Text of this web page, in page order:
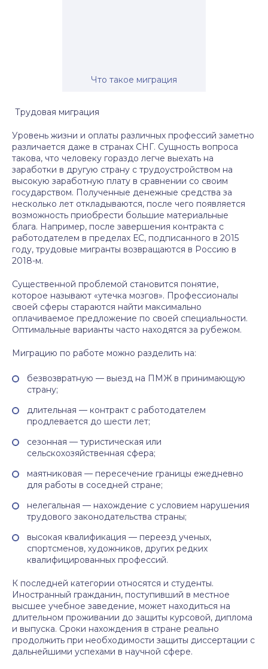
Что такое миграция
Трудовая миграция
Уровень жизни и оплаты различных профессий заметно
различается даже в странах СНГ. Сущность вопроса
такова, что человеку гораздо легче выехать на
заработки в другую страну с трудоустройством на
высокую заработную плату в сравнении со своим
государством. Полученные денежные средства за
несколько лет откладываются, после чего появляется
возможность приобрести большие материальные
блага. Например, после завершения контракта с
работодателем в пределах ЕС, подписанного в 2015
году, трудовые мигранты возвращаются в Россию в
2018-м.
Существенной проблемой становится понятие,
которое называют «утечка мозгов». Профессионалы
своей сферы стараются найти максимально
оплачиваемое предложение по своей специальности.
Оптимальные варианты часто находятся за рубежом.
Миграцию по работе можно разделить на:
безвозвратную — выезд на ПМЖ в принимающую
страну;
длительная — контракт с работодателем
продлевается до шести лет;
сезонная — туристическая или
сельскохозяйственная сфера;
маятниковая — пересечение границы ежедневно
для работы в соседней стране;
нелегальная — нахождение с условием нарушения
трудового законодательства страны;
высокая квалификация — переезд ученых,
спортсменов, художников, других редких
квалифицированных профессий.
К последней категории относятся и студенты.
Иностранный гражданин, поступивший в местное
высшее учебное заведение, может находиться на
длительном проживании до защиты курсовой, диплома
и выпуска. Сроки нахождения в стране реально
продолжить при необходимости защиты диссертации с
дальнейшими успехами в научной сфере.